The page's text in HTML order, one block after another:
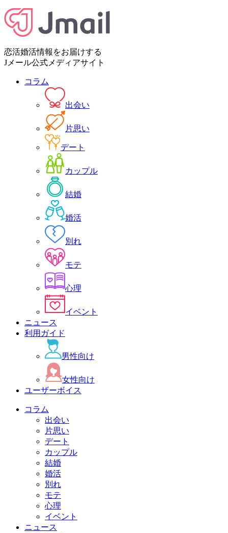
恋活婚活情報をお届けする
Jメール公式メディアサイト
コラム
出会い
片思い
デート
カップル
結婚
婚活
別れ
モテ
心理
イベント
ニュース
利用ガイド
男性向け
女性向け
ユーザーボイス
コラム
出会い
片思い
デート
カップル
結婚
婚活
別れ
モテ
心理
イベント
ニュース